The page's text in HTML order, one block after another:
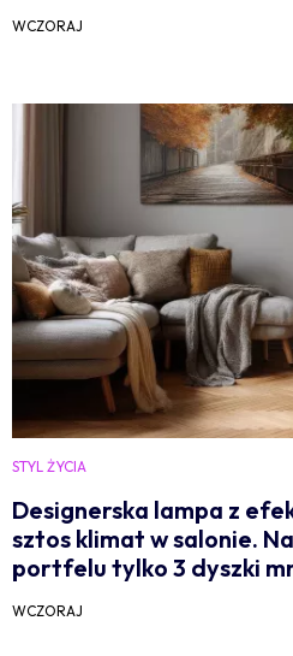
WCZORAJ
STYL ŻYCIA
Designerska lampa z
sztos klimat w salonie.
portfelu tylko 3 dyszki
WCZORAJ